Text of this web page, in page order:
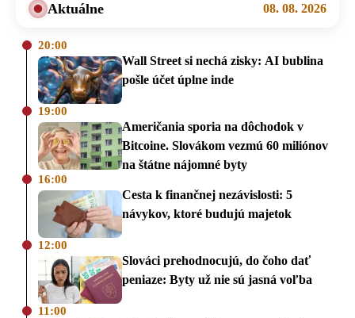
Aktuálne 08. 08. 2026
20:00
Wall Street si nechá zisky: AI bublina
pošle účet úplne inde
19:00
Američania sporia na dôchodok v
Bitcoine. Slovákom vezmú 60 miliónov
na štátne nájomné byty
16:00
Cesta k finančnej nezávislosti: 5
návykov, ktoré budujú majetok
12:00
Slováci prehodnocujú, do čoho dať
peniaze: Byty už nie sú jasná voľba
11:00